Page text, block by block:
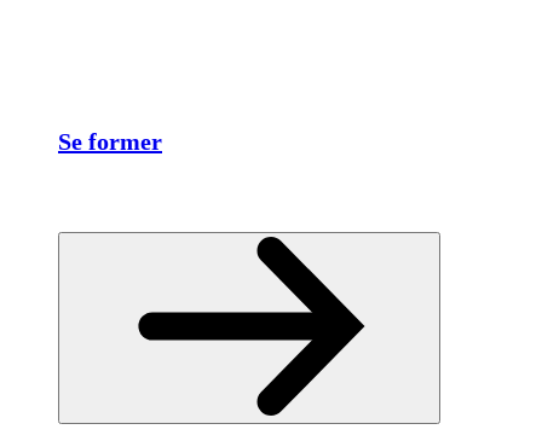
Se former